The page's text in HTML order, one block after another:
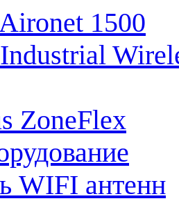
1500
ZoneFlex
WIFI антенн